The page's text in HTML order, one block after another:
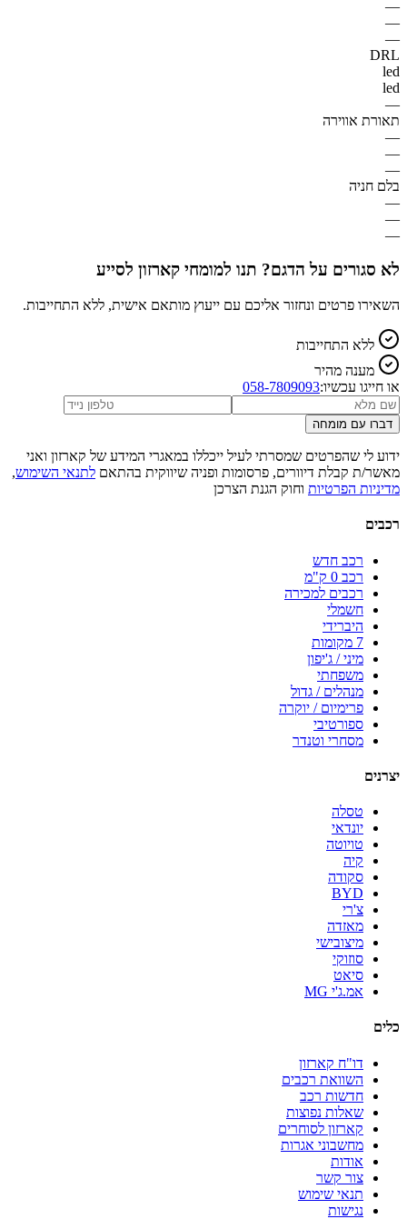
—
—
—
DRL
led
led
—
תאורת אווירה
—
—
—
בלם חניה
—
—
—
לא סגורים על הדגם? תנו למומחי קארזון לסייע
השאירו פרטים ונחזור אליכם עם ייעוץ מותאם אישית, ללא התחייבות.
ללא התחייבות
מענה מהיר
או חייגו עכשיו:058-7809093
דברו עם מומחה
ידוע לי שהפרטים שמסרתי לעיל ייכללו במאגרי המידע של קארזון ואני
מאשר/ת קבלת דיוורים, פרסומות ופניה שיווקית בהתאם לתנאי השימוש,
מדיניות הפרטיות וחוק הגנת הצרכן
רכבים
רכב חדש
רכב 0 ק"מ
רכבים למכירה
חשמלי
היברידי
7 מקומות
מיני / ג'יפון
משפחתי
מנהלים / גדול
פרימיום / יוקרה
ספורטיבי
מסחרי וטנדר
יצרנים
טסלה
יונדאי
טויוטה
קיה
סקודה
BYD
צ'רי
מאזדה
מיצובישי
סוזוקי
סיאט
אמ.ג'י MG
כלים
דו"ח קארזון
השוואת רכבים
חדשות רכב
שאלות נפוצות
קארזון לסוחרים
מחשבוני אגרות
אודות
צור קשר
תנאי שימוש
נגישות